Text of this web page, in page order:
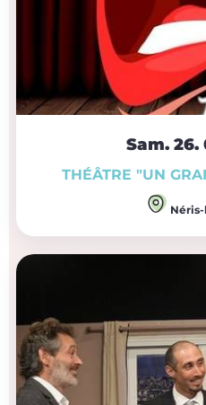
Sam. 26.
THÉÂTRE "UN